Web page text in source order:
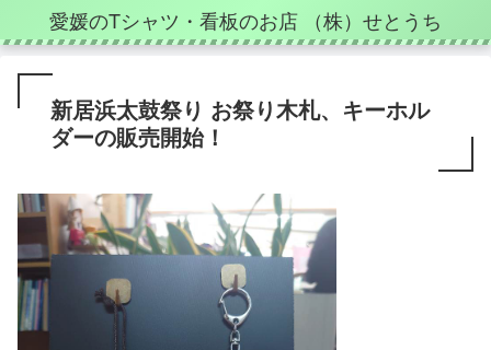
愛媛のTシャツ・看板のお店 （株）せとうち
新居浜太鼓祭り お祭り木札、キーホル
ダーの販売開始！